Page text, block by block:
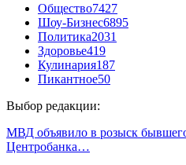
Общество7427
Шоу-Бизнес6895
Политика2031
Здоровье419
Кулинария187
Пикантное50
Выбор редакции:
МВД объявило в розыск
Центробанка…